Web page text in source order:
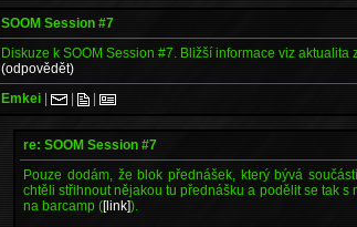
SOOM Session #7
Diskuze k SOOM Session #7. Bližší informace viz aktualita
(odpovědět)
Emkei | | |
re: SOOM Session #7
Pouze dodám, že blok přednášek, který bývá
chtěli střihnout nějakou tu přednášku a podělit se tak
na barcamp ([link]).